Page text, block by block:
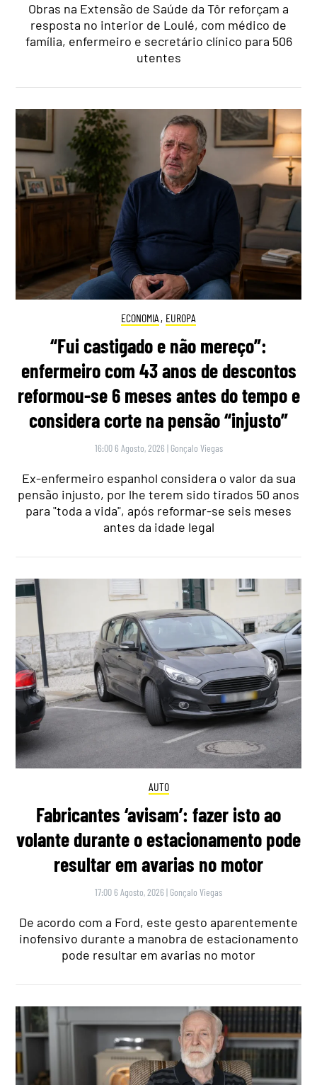
Obras na Extensão de Saúde da Tôr reforçam a
resposta no interior de Loulé, com médico de
família, enfermeiro e secretário clínico para 506
utentes
ECONOMIA , EUROPA
“Fui castigado e não mereço”:
enfermeiro com 43 anos de descontos
reformou-se 6 meses antes do tempo e
considera corte na pensão “injusto”
16:00 6 Agosto, 2026 | Gonçalo Viegas
Ex-enfermeiro espanhol considera o valor da sua
pensão injusto, por lhe terem sido tirados 50 anos
para "toda a vida", após reformar-se seis meses
antes da idade legal
AUTO
Fabricantes ‘avisam’: fazer isto ao
volante durante o estacionamento pode
resultar em avarias no motor
17:00 6 Agosto, 2026 | Gonçalo Viegas
De acordo com a Ford, este gesto aparentemente
inofensivo durante a manobra de estacionamento
pode resultar em avarias no motor